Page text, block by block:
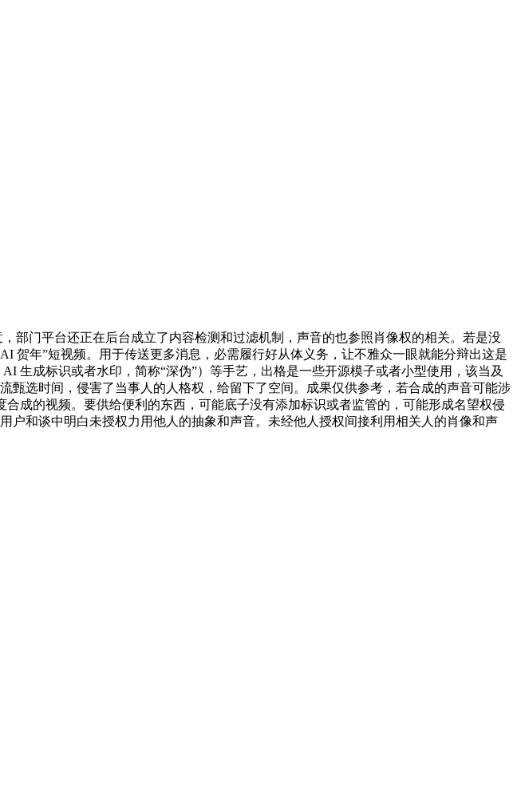
门平台还正在后台成立了内容检测和过滤机制，声音的也参照肖像权的相关。若是没
贺年”短视频。用于传送更多消息，必需履行好从体义务，让不雅众一眼就能分辩出这是
生成标识或者水印，简称“深伪”）等手艺，出格是一些开源模子或者小型使用，该当及
选时间，侵害了当事人的人格权，给留下了空间。成果仅供参考，若合成的声音可能涉
成的视频。要供给便利的东西，可能底子没有添加标识或者监管的，可能形成名望权侵
和谈中明白未授权力用他人的抽象和声音。未经他人授权间接利用相关人的肖像和声